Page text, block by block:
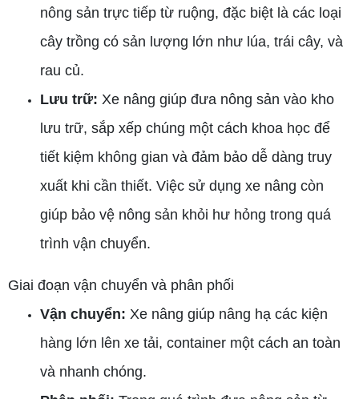
nông sản trực tiếp từ ruộng, đặc biệt là các loại
cây trồng có sản lượng lớn như lúa, trái cây, và
rau củ.
Lưu trữ: Xe nâng giúp đưa nông sản vào kho
lưu trữ, sắp xếp chúng một cách khoa học để
tiết kiệm không gian và đảm bảo dễ dàng truy
xuất khi cần thiết. Việc sử dụng xe nâng còn
giúp bảo vệ nông sản khỏi hư hỏng trong quá
trình vận chuyển.
Giai đoạn vận chuyển và phân phối
Vận chuyển: Xe nâng giúp nâng hạ các kiện
hàng lớn lên xe tải, container một cách an toàn
và nhanh chóng.